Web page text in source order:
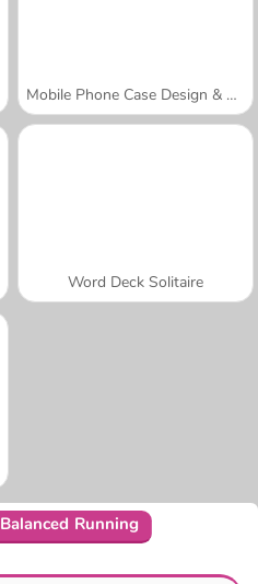
Mobile Phone Case Design & DIY
Word Deck Solitaire
Balanced Running